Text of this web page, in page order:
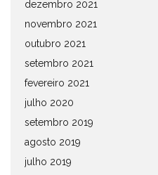
dezembro 2021
novembro 2021
outubro 2021
setembro 2021
fevereiro 2021
julho 2020
setembro 2019
agosto 2019
julho 2019